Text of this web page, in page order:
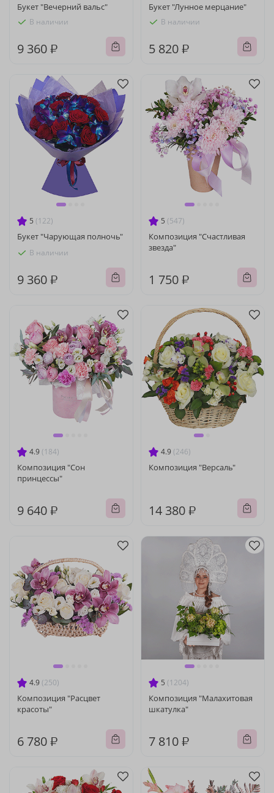
Букет "Вечерний вальс"
В наличии
9 360 ₽
Букет "Лунное мерцание"
В наличии
5 820 ₽
5 (122)
Букет "Чарующая полночь"
В наличии
9 360 ₽
5 (547)
Композиция "Счастливая
звезда"
1 750 ₽
4.9 (184)
Композиция "Сон
принцессы"
9 640 ₽
4.9 (246)
Композиция "Версаль"
14 380 ₽
4.9 (250)
Композиция "Расцвет
красоты"
6 780 ₽
5 (1204)
Композиция "Малахитовая
шкатулка"
7 810 ₽